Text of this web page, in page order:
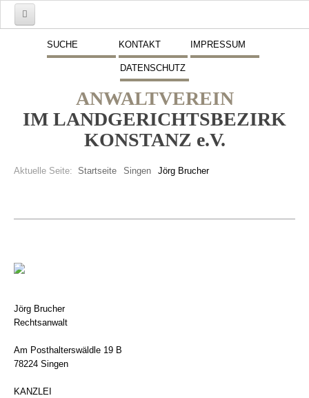
SUCHE KONTAKT IMPRESSUM
DATENSCHUTZ
ANWALTVEREIN
IM LANDGERICHTSBEZIRK
KONSTANZ e.V.
Aktuelle Seite: Startseite Singen Jörg Brucher
Schwerpunkte
Beitritt zum Verein
Jörg Brucher
Rechtsanwalt
Am Posthalterswäldle 19 B
78224 Singen
KANZLEI